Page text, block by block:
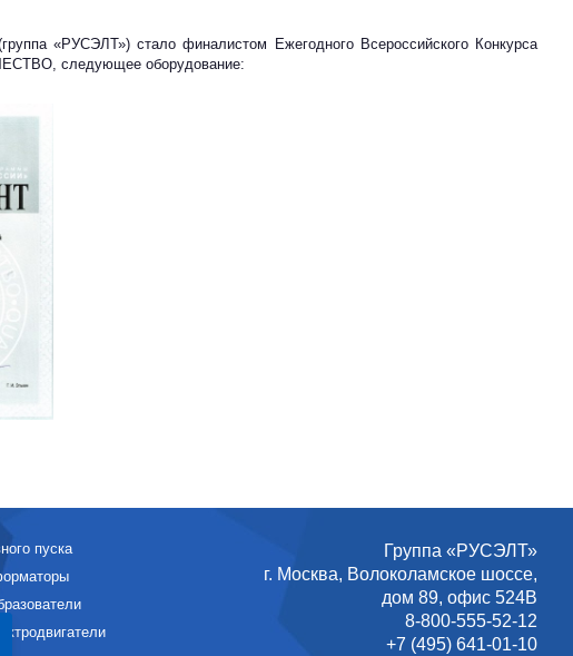
«РУСЭЛТ») стало финалистом Ежегодного Всероссийского Конкурса
следующее оборудование:
пуска
Группа «РУСЭЛТ»
г. Москва, Волоколамское шоссе,
дом 89, офис 524В
8-800-555-52-12
+7 (495) 641-01-10